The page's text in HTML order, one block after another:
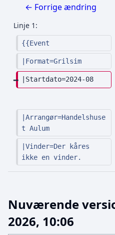
e
d
g
r
n
o
p
s
← Forrige ændring
Linje 1:
{{Event
|Format=Grilsim
|Startdato=2024-08
|Arrangør=Handelshuse
t Aulum
|Vinder=Der kåres
ikke en vinder.
Nuværende
2026, 10:06